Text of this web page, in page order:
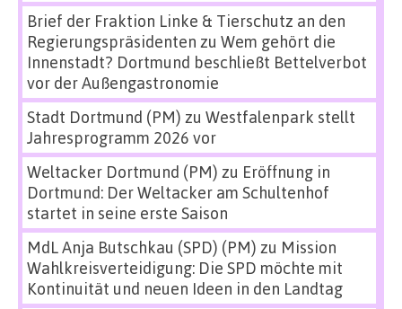
Brief der Fraktion Linke & Tierschutz an den
Regierungspräsidenten zu Wem gehört die
Innenstadt? Dortmund beschließt Bettelverbot
vor der Außengastronomie
Stadt Dortmund (PM) zu Westfalenpark stellt
Jahresprogramm 2026 vor
Weltacker Dortmund (PM) zu Eröffnung in
Dortmund: Der Weltacker am Schultenhof
startet in seine erste Saison
MdL Anja Butschkau (SPD) (PM) zu Mission
Wahlkreisverteidigung: Die SPD möchte mit
Kontinuität und neuen Ideen in den Landtag